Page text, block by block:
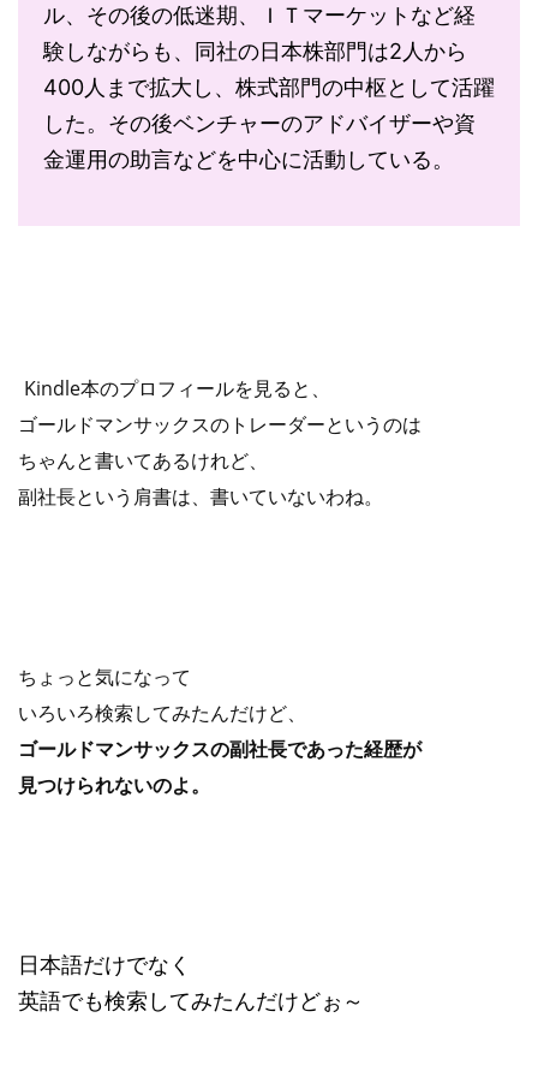
ル、その後の低迷期、ＩＴマーケットなど経
験しながらも、同社の日本株部門は2人から
400人まで拡大し、株式部門の中枢として活躍
した。その後ベンチャーのアドバイザーや資
金運用の助言などを中心に活動している。
Kindle本のプロフィールを見ると、
ゴールドマンサックスのトレーダーというのは
ちゃんと書いてあるけれど、
副社長という肩書は、書いていないわね。
ちょっと気になって
いろいろ検索してみたんだけど、
ゴールドマンサックスの副社長であった経歴が
見つけられないのよ。
日本語だけでなく
英語でも検索してみたんだけどぉ～